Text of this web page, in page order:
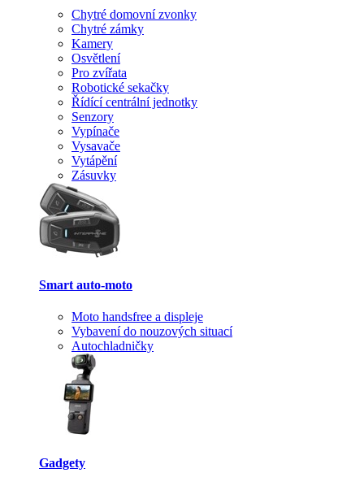
Chytré domovní zvonky
Chytré zámky
Kamery
Osvětlení
Pro zvířata
Robotické sekačky
Řídící centrální jednotky
Senzory
Vypínače
Vysavače
Vytápění
Zásuvky
Smart auto-moto
Moto handsfree a displeje
Vybavení do nouzových situací
Autochladničky
Gadgety